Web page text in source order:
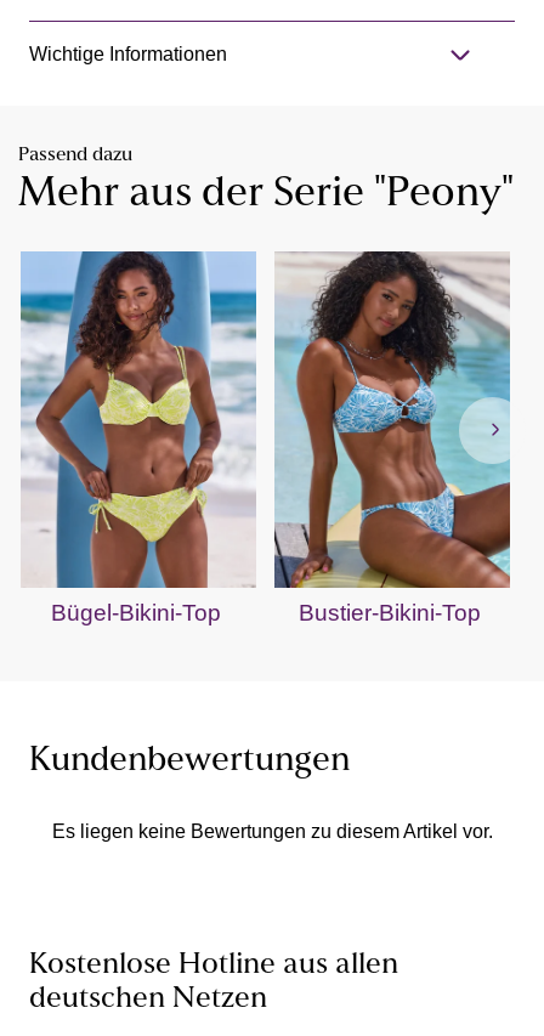
Wichtige Informationen
Passend dazu
Mehr aus der Serie "Peony"
Bügel-Bikini-Top Bustier-Bikini-Top
Kundenbewertungen
Es liegen keine Bewertungen zu diesem Artikel vor.
Kostenlose Hotline aus allen
deutschen Netzen